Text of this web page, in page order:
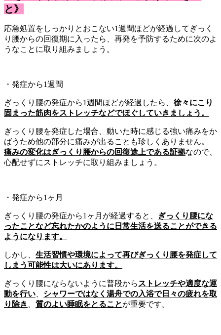
と》
応急処置をしっかりとおこない1週間ほどが経過してぎっく
り腰からの回復期に入ったら、再発を予防するために次のよ
うなことに取り組みましょう。
・発症から1週間
ぎっくり腰の発症から1週間ほどが経過したら、 徐々にこり
固まった筋肉をストレッチなどでほぐしていきましょう。
ぎっくり腰を発症した場合、動いた時に感じる強い痛みをか
ばうため他の部分に痛みが出ることも珍しくありません。
痛みの変化はぎっくり腰からの回復途上である証拠なので、
心配せずにストレッチに取り組みましょう。
・発症から1ヶ月
ぎっくり腰の発症から1ヶ月が経過すると、
ぎっくり腰にな
ったことなど忘れたかのように日常生活を送ることができる
ようになります。
しかし、 生活習慣や環境によって再びぎっくり腰を発症して
しまう可能性は大いにあります。
ぎっくり腰にならないように普段から ストレッチや適度な運
動を行い
シャワーではなく湯舟での入浴で日々の疲れを取
り除き
質のよい睡眠をとることが重要です。